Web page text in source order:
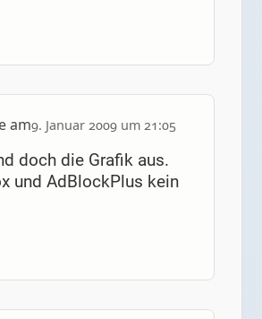
am9. Januar 2009 um 21:05
doch die Grafik aus.
und AdBlockPlus kein